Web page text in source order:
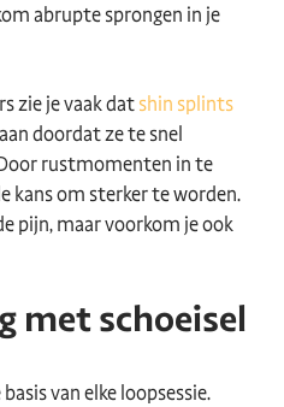
abrupte sprongen in je
zie je vaak datshin splints
doordat ze te snel
rustmomenten in te
kans om sterker te worden.
pijn, maar voorkom je ook
met schoeisel
van elke loopsessie.